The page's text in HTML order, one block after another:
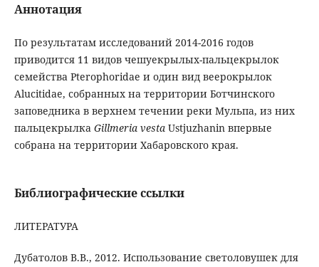
Аннотация
По результатам исследований 2014-2016 годов
приводится 11 видов чешуекрылых-пальцекрылок
семейства Pterophoridae и один вид веерокрылок
Alucitidae, собранных на территории Ботчинского
заповедника в верхнем течении реки Мульпа, из них
пальцекрылка Gillmeria vestaUstjuzhanin впервые
собрана на территории Хабаровского края.
Библиографические ссылки
ЛИТЕРАТУРА
Дубатолов В.В., 2012. Использование светоловушек для